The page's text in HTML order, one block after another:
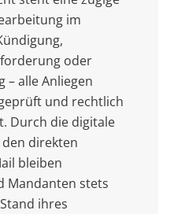
im
oder
– alle Anliegen
und rechtlich
Durch die digitale
direkten
bleiben
Mandanten stets
ihres